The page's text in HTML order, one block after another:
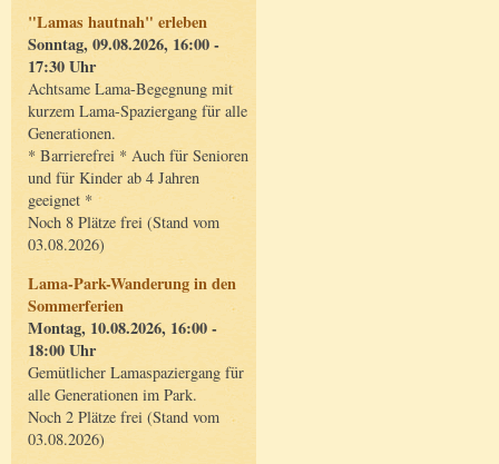
"Lamas hautnah" erleben
Sonntag, 09.08.2026, 16:00 -
17:30 Uhr
Achtsame Lama-Begegnung mit
kurzem Lama-Spaziergang für alle
Generationen.
* Barrierefrei * Auch für Senioren
und für Kinder ab 4 Jahren
geeignet *
Noch 8 Plätze frei (Stand vom
03.08.2026)
Lama-Park-Wanderung in den
Sommerferien
Montag, 10.08.2026, 16:00 -
18:00 Uhr
Gemütlicher Lamaspaziergang für
alle Generationen im Park.
Noch 2 Plätze frei (Stand vom
03.08.2026)